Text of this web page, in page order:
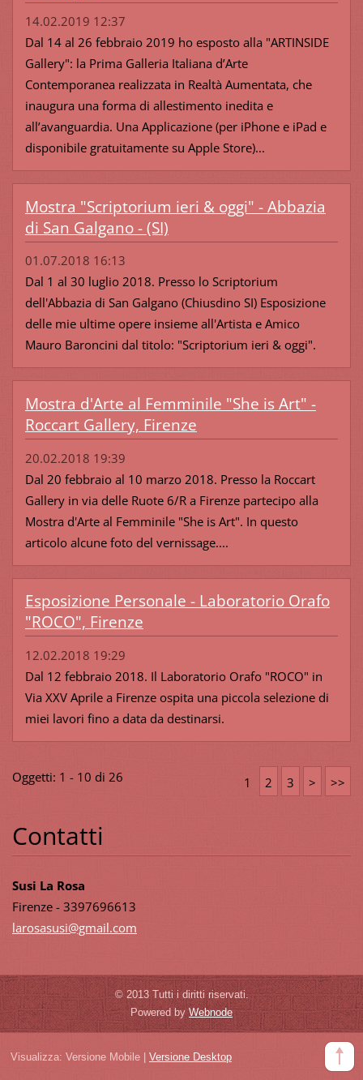
14.02.2019 12:37
Dal 14 al 26 febbraio 2019 ho esposto alla "ARTINSIDE
Gallery": la Prima Galleria Italiana d’Arte
Contemporanea realizzata in Realtà Aumentata, che
inaugura una forma di allestimento inedita e
all’avanguardia. Una Applicazione (per iPhone e iPad e
disponibile gratuitamente su Apple Store)...
Mostra "Scriptorium ieri & oggi" - Abbazia
di San Galgano - (SI)
01.07.2018 16:13
Dal 1 al 30 luglio 2018. Presso lo Scriptorium
dell'Abbazia di San Galgano (Chiusdino SI) Esposizione
delle mie ultime opere insieme all'Artista e Amico
Mauro Baroncini dal titolo: "Scriptorium ieri & oggi".
Mostra d'Arte al Femminile "She is Art" -
Roccart Gallery, Firenze
20.02.2018 19:39
Dal 20 febbraio al 10 marzo 2018. Presso la Roccart
Gallery in via delle Ruote 6/R a Firenze partecipo alla
Mostra d'Arte al Femminile "She is Art". In questo
articolo alcune foto del vernissage....
Esposizione Personale - Laboratorio Orafo
"ROCO", Firenze
12.02.2018 19:29
Dal 12 febbraio 2018. Il Laboratorio Orafo "ROCO" in
Via XXV Aprile a Firenze ospita una piccola selezione di
miei lavori fino a data da destinarsi.
Oggetti: 1 - 10 di 26 1 2 3 > >>
Contatti
Susi La Rosa
Firenze - 3397696613
larosasusi@gmail.com
© 2013 Tutti i diritti riservati.
Powered byWebnode
Visualizza: Versione Mobile| Versione Desktop